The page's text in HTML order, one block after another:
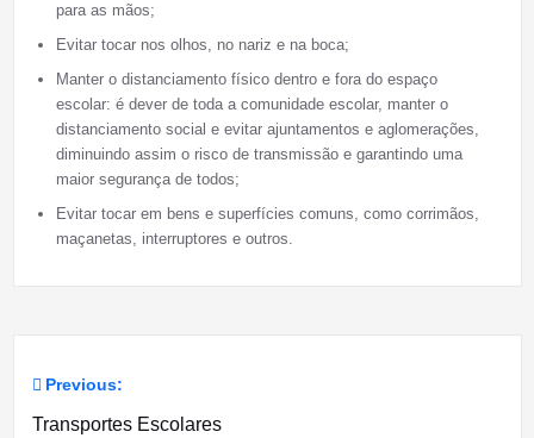
para as mãos;
Evitar tocar nos olhos, no nariz e na boca;
Manter o distanciamento físico dentro e fora do espaço
escolar: é dever de toda a comunidade escolar, manter o
distanciamento social e evitar ajuntamentos e aglomerações,
diminuindo assim o risco de transmissão e garantindo uma
maior segurança de todos;
Evitar tocar em bens e superfícies comuns, como corrimãos,
maçanetas, interruptores e outros.
Navegação
Previous:
Transportes Escolares